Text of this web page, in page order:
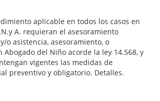
aplicable en todos los casos en
A. requieran el asesoramiento
o asistencia, asesoramiento, o
Abogado del Niño acorde la ley 14.568, y
vigentes las medidas de
preventivo y obligatorio. Detalles.